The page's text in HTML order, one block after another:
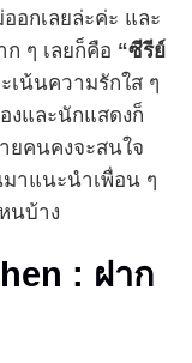
อกเลยล่ะค่ะ และ
ๆ เลยก็คือ “ซีรีย์
เน้นความรักใส ๆ
งและนักแสดงก็
ยคนคงจะสนใจ
าแนะนำเพื่อน ๆ
นบ้าง
: ฝาก